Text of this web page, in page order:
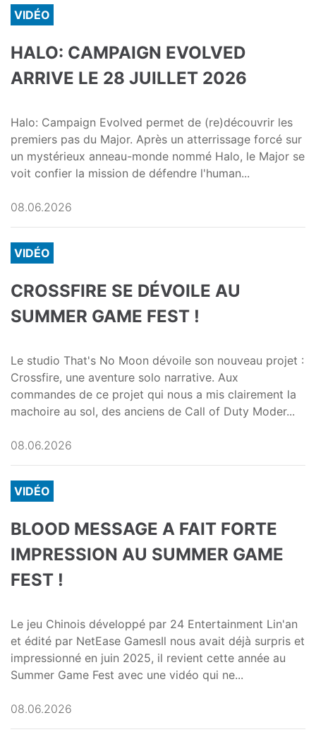
VIDÉO
HALO: CAMPAIGN EVOLVED
ARRIVE LE 28 JUILLET 2026
Halo: Campaign Evolved permet de (re)découvrir les
premiers pas du Major. Après un atterrissage forcé sur
un mystérieux anneau-monde nommé Halo, le Major se
voit confier la mission de défendre l'human...
08.06.2026
VIDÉO
CROSSFIRE SE DÉVOILE AU
SUMMER GAME FEST !
Le studio That's No Moon dévoile son nouveau projet :
Crossfire, une aventure solo narrative. Aux
commandes de ce projet qui nous a mis clairement la
machoire au sol, des anciens de Call of Duty Moder...
08.06.2026
VIDÉO
BLOOD MESSAGE A FAIT FORTE
IMPRESSION AU SUMMER GAME
FEST !
Le jeu Chinois développé par 24 Entertainment Lin'an
et édité par NetEase GamesIl nous avait déjà surpris et
impressionné en juin 2025, il revient cette année au
Summer Game Fest avec une vidéo qui ne...
08.06.2026